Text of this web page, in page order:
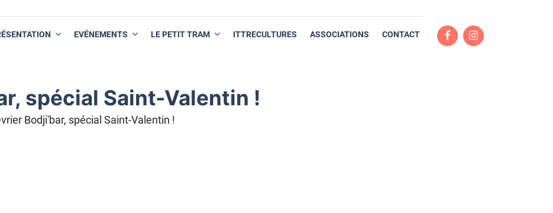
EVÉNEMENTS LE PETIT TRAM ITTRECULTURES ASSOCIATIONS CONTACT
spécial Saint-Valentin !
Bodji'bar, spécial Saint-Valentin !